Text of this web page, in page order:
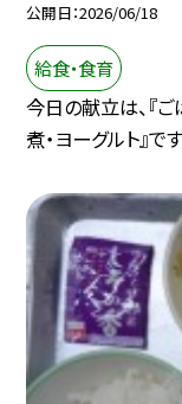
公開日 2026/06/18
給食・食育
今日の献立は、『
煮・ヨーグルト』で